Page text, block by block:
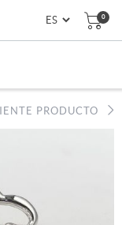
0
PRODUCTO